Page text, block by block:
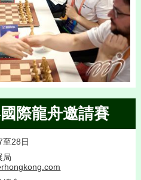
際龍舟邀請賽
至28日
局